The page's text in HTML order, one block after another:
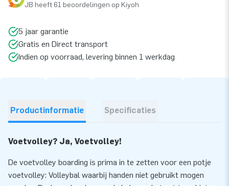
JB heeft 61 beoordelingen op Kiyoh
5 jaar garantie
Gratis en Direct transport
Indien op voorraad, levering binnen 1 werkdag
Productinformatie Specificaties
Voetvolley? Ja, Voetvolley!
De voetvolley boarding is prima in te zetten voor een potje
voetvolley: Volleybal waarbij handen niet gebruikt mogen